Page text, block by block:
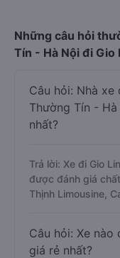
Những câu hỏi
Tín - Hà Nội đi Gio
Câu hỏi: Nhà
Thường Tín -
nhất?
Trả lời: Xe đi Gio
được đánh giá
Thịnh Limousine,
Câu hỏi: Xe
giá rẻ nhất?